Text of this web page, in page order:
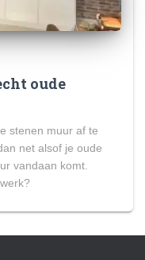
oude
stenen muur af te
net alsof je oude
vandaan komt.